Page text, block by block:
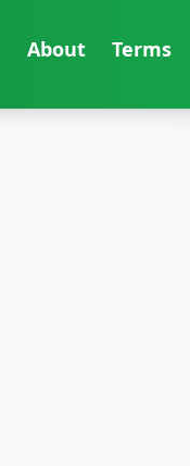
About Terms